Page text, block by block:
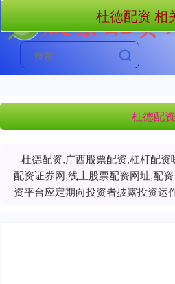
杜德配资
杜德配资,广西股票配资,杠杆配
配资证券网,线上股票配资网址,配
资平台应定期向投资者披露投资运
杜德配资 相